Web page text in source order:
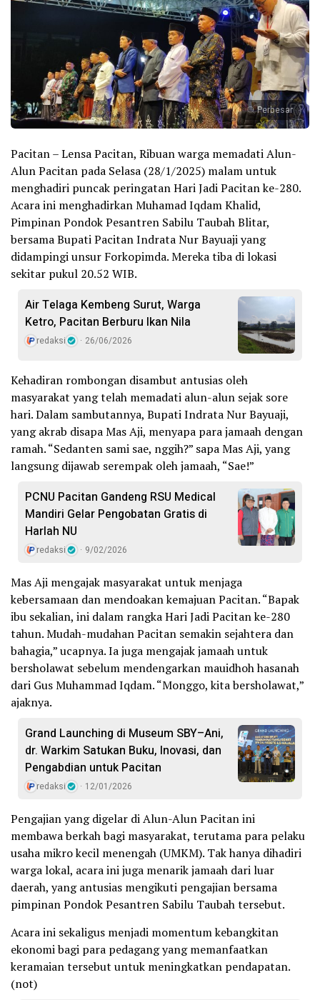
Perbesar
Pacitan – Lensa Pacitan, Ribuan warga memadati Alun-
Alun Pacitan pada Selasa (28/1/2025) malam untuk
menghadiri puncak peringatan Hari Jadi Pacitan ke-280.
Acara ini menghadirkan Muhamad Iqdam Khalid,
Pimpinan Pondok Pesantren Sabilu Taubah Blitar,
bersama Bupati Pacitan Indrata Nur Bayuaji yang
didampingi unsur Forkopimda. Mereka tiba di lokasi
sekitar pukul 20.52 WIB.
Air Telaga Kembeng Surut, Warga
Ketro, Pacitan Berburu Ikan Nila
redaksi 26/06/2026
Kehadiran rombongan disambut antusias oleh
masyarakat yang telah memadati alun-alun sejak sore
hari. Dalam sambutannya, Bupati Indrata Nur Bayuaji,
yang akrab disapa Mas Aji, menyapa para jamaah dengan
ramah. “Sedanten sami sae, nggih?” sapa Mas Aji, yang
langsung dijawab serempak oleh jamaah, “Sae!”
PCNU Pacitan Gandeng RSU Medical
Mandiri Gelar Pengobatan Gratis di
Harlah NU
redaksi 9/02/2026
Mas Aji mengajak masyarakat untuk menjaga
kebersamaan dan mendoakan kemajuan Pacitan. “Bapak
ibu sekalian, ini dalam rangka Hari Jadi Pacitan ke-280
tahun. Mudah-mudahan Pacitan semakin sejahtera dan
bahagia,” ucapnya. Ia juga mengajak jamaah untuk
bersholawat sebelum mendengarkan mauidhoh hasanah
dari Gus Muhammad Iqdam. “Monggo, kita bersholawat,”
ajaknya.
Grand Launching di Museum SBY–Ani,
dr. Warkim Satukan Buku, Inovasi, dan
Pengabdian untuk Pacitan
redaksi 12/01/2026
Pengajian yang digelar di Alun-Alun Pacitan ini
membawa berkah bagi masyarakat, terutama para pelaku
usaha mikro kecil menengah (UMKM). Tak hanya dihadiri
warga lokal, acara ini juga menarik jamaah dari luar
daerah, yang antusias mengikuti pengajian bersama
pimpinan Pondok Pesantren Sabilu Taubah tersebut.
Acara ini sekaligus menjadi momentum kebangkitan
ekonomi bagi para pedagang yang memanfaatkan
keramaian tersebut untuk meningkatkan pendapatan.
(not)